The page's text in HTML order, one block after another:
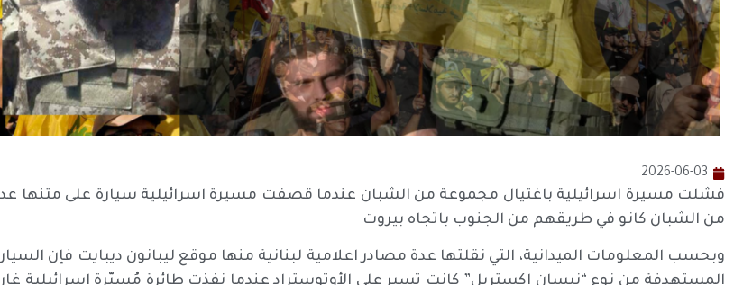
2026-06-03
فشلت مسيرة اسرائيلية باغتيال مجموعة من الشبان عندما قصفت مسيرة اسرائيلية سيارة على متنها
من الشبان كانو في طريقهم من الجنوب باتجاه بيروت
وبحسب المعلومات الميدانية، التي نقلتها عدة مصادر اعلامية لبنانية منها موقع ليبانون ديبايت فإن
المستهدفة من نوع “نيسان إكستريل” كانت تسير على الأوتوستراد عندما نفذت طائرة مُسيّرة إسرائيلية